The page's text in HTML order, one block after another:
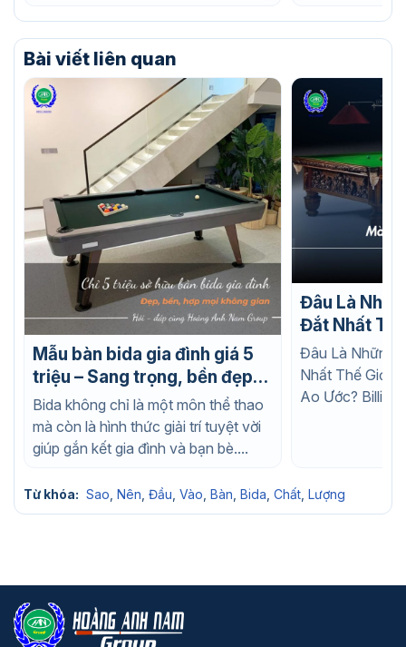
Bài viết liên quan
Mẫu bàn bida gia đình giá 5
triệu – Sang trọng, bền đẹp,
phù hợp mọi không gian
Bida không chỉ là một môn thể thao
mà còn là hình thức giải trí tuyệt vời
giúp gắn kết gia đình và bạn bè....
Đâu Là
Đắt Nhất
Nào Cũng
Đâu Là Những
Nhất Thế Giới
Ao Ước?
Từ khóa: Sao Nên Đầu Vào Bàn Bida Chất Lượng